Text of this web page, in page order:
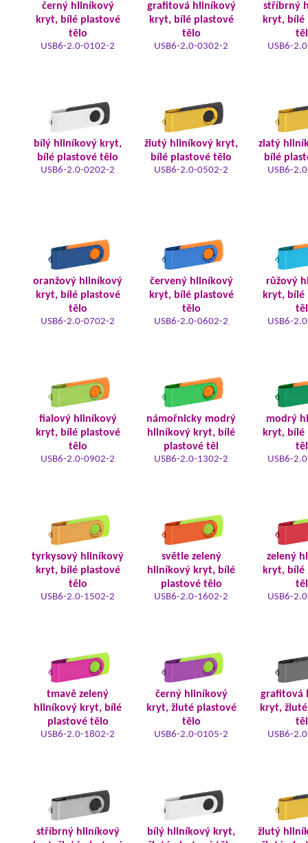
černý hliníkový
kryt, bílé plastové
tělo
USB6-2.0-0102-2
grafitová hliníkový
kryt, bílé plastové
tělo
USB6-2.0-0302-2
stříbrný
kryt, bílé
USB6-
bílý hliníkový kryt,
bílé plastové tělo
USB6-2.0-0202-2
žlutý hliníkový kryt,
bílé plastové tělo
USB6-2.0-0502-2
zlatý
bílé
USB6-
oranžový hliníkový
kryt, bílé plastové
tělo
USB6-2.0-0702-2
červený hliníkový
kryt, bílé plastové
tělo
USB6-2.0-0602-2
růžový
kryt, bílé
USB6-
fialový hliníkový
kryt, bílé plastové
tělo
USB6-2.0-0902-2
námořnicky modrý
hliníkový kryt, bílé
plastové těl
USB6-2.0-1302-2
modrý
kryt, bílé
USB6-
tyrkysový hliníkový
kryt, bílé plastové
tělo
USB6-2.0-1502-2
světle zelený
hliníkový kryt, bílé
plastové tělo
USB6-2.0-1602-2
zelený
kryt, bílé
USB6-
tmavě zelený
hliníkový kryt, bílé
plastové tělo
USB6-2.0-1802-2
černý hliníkový
kryt, žluté plastové
tělo
USB6-2.0-0105-2
grafitová
kryt,
USB6-
stříbrný hliníkový
bílý hliníkový kryt,
žlutý